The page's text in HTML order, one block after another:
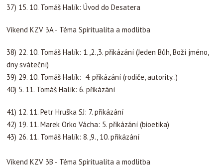
37) 15. 10. Tomáš Halík: Úvod do Desatera
Víkend KZV 3A - Téma Spiritualita a modlitba
38) 22. 10. Tomáš Halík: 1.,2.,3. přikázání (Jeden Bůh, Boží jméno,
dny sváteční)
39) 29. 10. Tomáš Halík: 4. přikázání (rodiče, autority..)
40) 5. 11. Tomáš Halík: 6. přikázání
41) 12. 11. Petr Hruška SJ: 7. přikázání
42) 19. 11. Marek Orko Vácha: 5. přikázání (bioetika)
43) 26. 11. Tomáš Halík: 8.,9., 10. přikázání
Víkend KZV 3B - Téma Spiritualita a modlitba